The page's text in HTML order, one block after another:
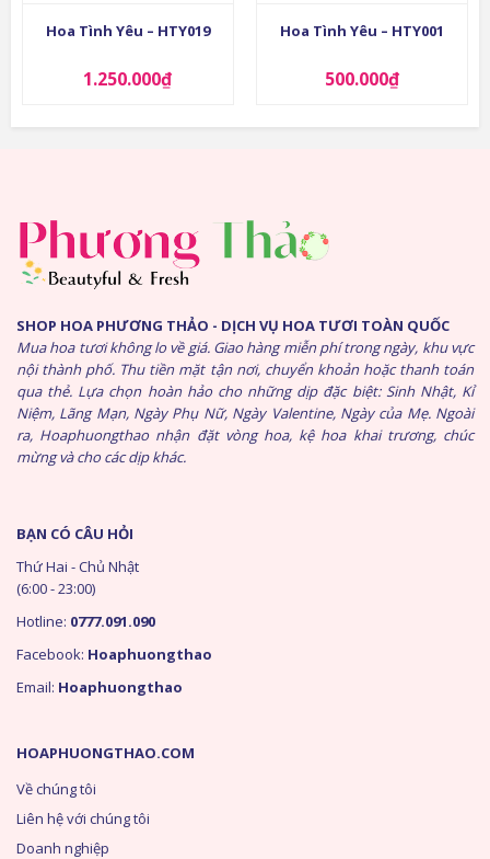
Hoa Tình Yêu – HTY019
1.250.000₫
Hoa Tình Yêu – HTY001
500.000₫
SHOP HOA PHƯƠNG THẢO - DỊCH VỤ HOA TƯƠI TOÀN QUỐC
Mua hoa tươi không lo về giá. Giao hàng miễn phí trong ngày, khu vực
nội thành phố. Thu tiền mặt tận nơi, chuyển khoản hoặc thanh toán
qua thẻ. Lựa chọn hoàn hảo cho những dịp đặc biệt: Sinh Nhật, Kỉ
Niệm, Lãng Mạn, Ngày Phụ Nữ, Ngày Valentine, Ngày của Mẹ. Ngoài
ra, Hoaphuongthao nhận đặt vòng hoa, kệ hoa khai trương, chúc
mừng và cho các dịp khác.
HOAPHUONGTHAO.COM
Về chúng tôi
Liên hệ với chúng tôi
Doanh nghiệp
BẠN CÓ CÂU HỎI
Thứ Hai - Chủ Nhật
(6:00 - 23:00)
Hotline: 0777.091.090
Facebook: Hoaphuongthao
Email: Hoaphuongthao